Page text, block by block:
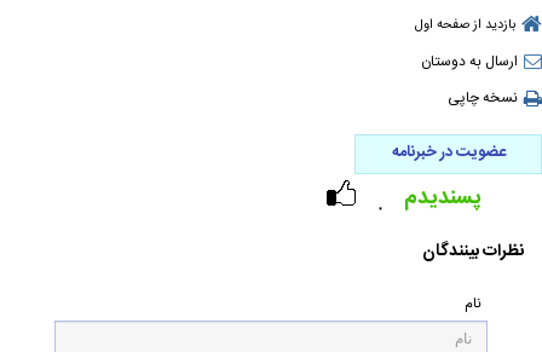
بازدید از صفحه اول
ارسال به دوستان
نسخه چاپی
عضویت در خبرنامه
۰ پسندیدم
نظرات بینندگان
نام